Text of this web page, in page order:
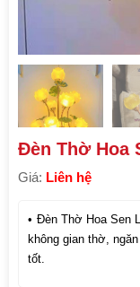
Đèn Thờ Hoa
Giá: Liên hệ
Đèn Thờ Hoa Sen
không gian thờ,
tốt.